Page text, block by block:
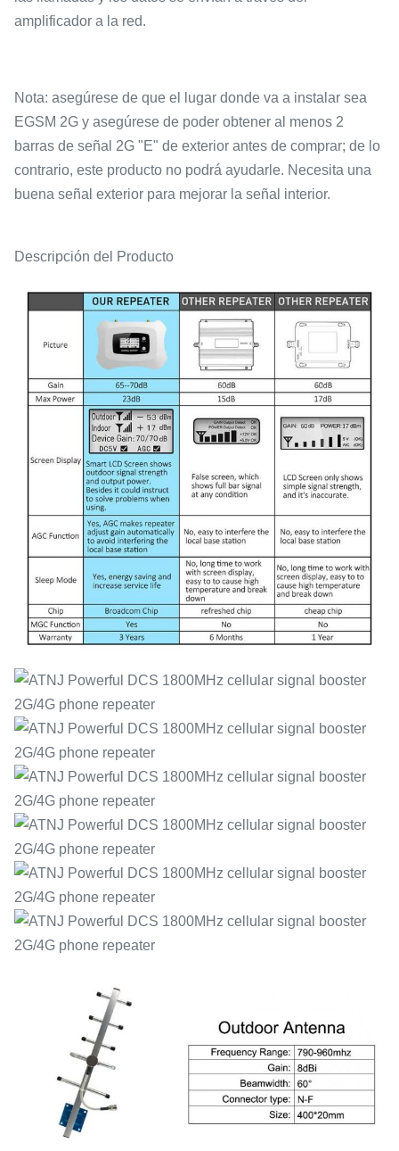
amplificador a la red. ​ ​
Nota: asegúrese de que el lugar donde va a instalar sea
EGSM 2G y asegúrese de poder obtener al menos 2
barras de señal 2G "E" de exterior antes de comprar; de lo
contrario, este producto no podrá ayudarle. Necesita una
buena señal exterior para mejorar la señal interior.
Descripción del Producto